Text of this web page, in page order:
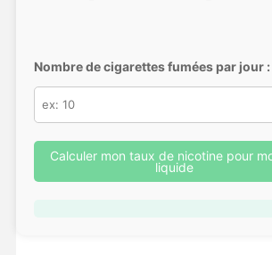
Nombre de cigarettes fumées par jour :
Calculer mon taux de nicotine pour
liquide